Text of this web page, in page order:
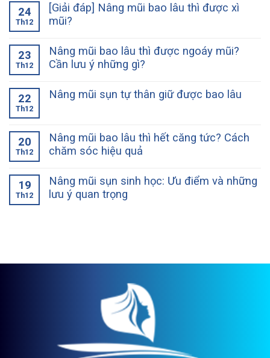
24
Th12
[Giải đáp] Nâng mũi bao lâu thì được xì
mũi?
23
Th12
Nâng mũi bao lâu thì được ngoáy mũi?
Cần lưu ý những gì?
22
Th12
Nâng mũi sụn tự thân giữ được bao lâu
20
Th12
Nâng mũi bao lâu thì hết căng tức? Cách
chăm sóc hiệu quả
19
Th12
Nâng mũi sụn sinh học: Ưu điểm và những
lưu ý quan trọng